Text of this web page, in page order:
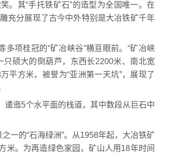
。其“手托铁矿石”的造型为全国唯一。在
充分展现了古今中外特别是大冶铁矿千年
项桂冠的“矿冶峡谷”横亘眼前。“矿冶峡
硕大的倒葫芦，东西长2200米、南北宽
平方米，被誉为“亚洲第一天坑”，展现了
迤5个水平面的栈道，其中数段从巨石中
的“石海绿洲”。从1958年起，大冶铁矿
米。为再造绿色家园，矿山人用18年时间